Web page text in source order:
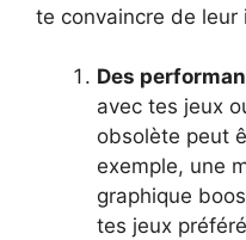
te convaincre de leur
Des
avec tes jeux
obsolète peut
exemple, une
graphique
tes jeux